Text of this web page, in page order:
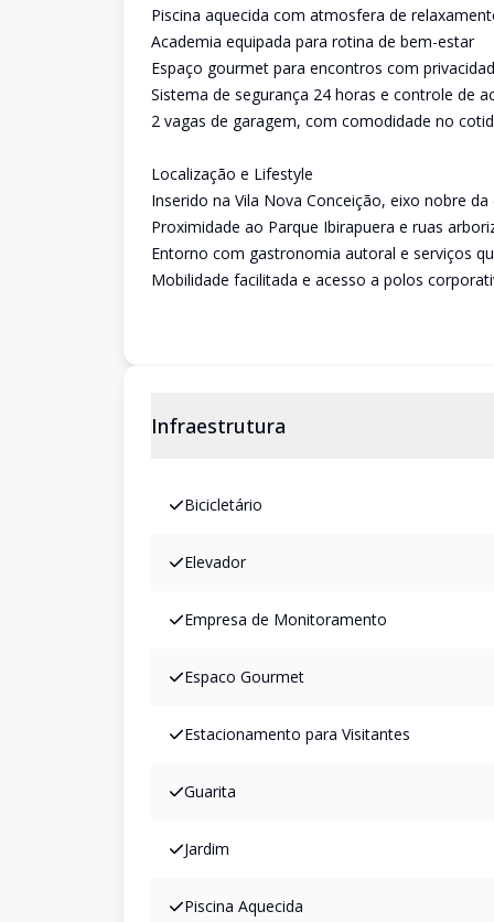
Piscina aquecida com atmosfera de
Academia equipada para rotina de bem-estar
Espaço gourmet para encontros com
Sistema de segurança 24 horas e controle de
2 vagas de garagem, com comodidade no
Localização e Lifestyle
Inserido na Vila Nova Conceição, eixo nobre da
Proximidade ao Parque Ibirapuera e ruas
Entorno com gastronomia autoral e serviços
Mobilidade facilitada e acesso a polos
Infraestrutura
Bicicletário
Elevador
Empresa de Monitoramento
Espaco Gourmet
Estacionamento para Visitantes
Guarita
Jardim
Piscina Aquecida